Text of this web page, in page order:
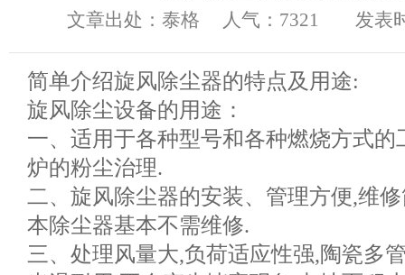
文章出处：泰格 人气： 7321 发表
简单介绍旋风除尘器的特点及用途:
旋风除尘设备的用途：
一、适用于各种型号和各种燃烧方式
炉的粉尘治理.
二、旋风除尘器的安装、管理方便,维
本除尘器基本不需维修.
三、处理风量大,负荷适应性强,陶瓷多